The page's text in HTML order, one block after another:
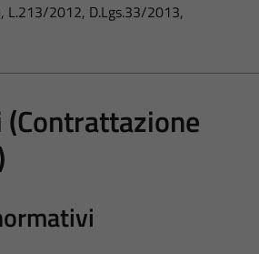
L.213/2012, D.Lgs.33/2013,